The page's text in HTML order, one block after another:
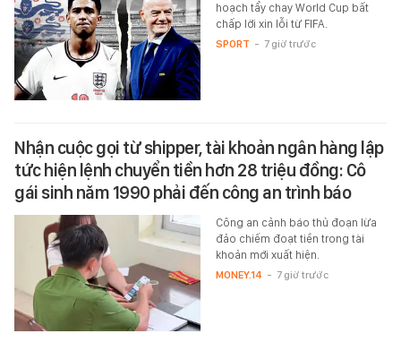
hoạch tẩy chay World Cup bất
chấp lời xin lỗi từ FIFA.
SPORT - 7 giờ trước
Nhận cuộc gọi từ shipper, tài khoản ngân hàng lập
tức hiện lệnh chuyển tiền hơn 28 triệu đồng: Cô
gái sinh năm 1990 phải đến công an trình báo
Công an cảnh báo thủ đoạn lừa
đảo chiếm đoạt tiền trong tài
khoản mới xuất hiện.
MONEY.14 - 7 giờ trước